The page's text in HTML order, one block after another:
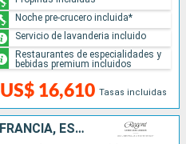
US$ 16,610 Tasas incluidas
Noche pre-crucero incluida*
Servicio de lavanderia incluido
Restaurantes de especialidades y
bebidas premium incluidos
PORTUGAL, MARRUECOS, FRANCIA, ESPAÑA